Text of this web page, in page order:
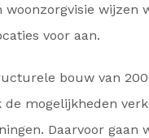
woonzorgvisie wijzen
voor aan.
bouw van
de mogelijkheden
Daarvoor gaan